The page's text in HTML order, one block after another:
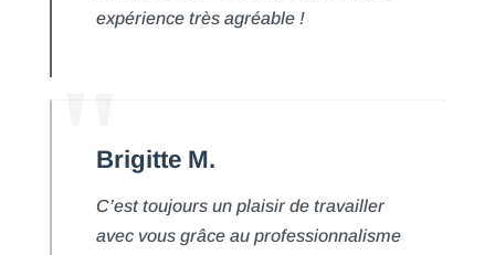
expérience très agréable !
Brigitte M.
C’est toujours un plaisir de travailler
avec vous grâce au professionnalisme